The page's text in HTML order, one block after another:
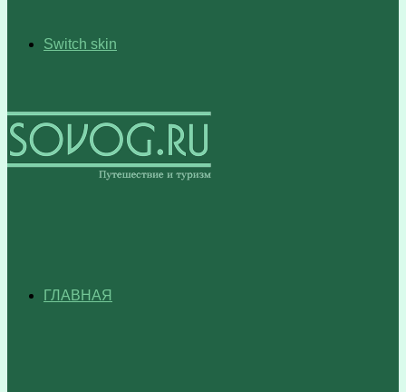
Switch skin
ГЛАВНАЯ